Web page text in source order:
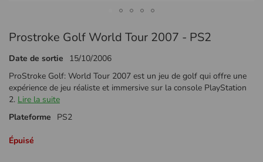
au
de
la
Galerie
d’images
Prostroke Golf World Tour 2007 - PS2
Date de sortie
15/10/2006
ProStroke Golf: World Tour 2007 est un jeu de golf qui offre une
expérience de jeu réaliste et immersive sur la console PlayStation
2. Lire la suite
Plateforme
PS2
Épuisé